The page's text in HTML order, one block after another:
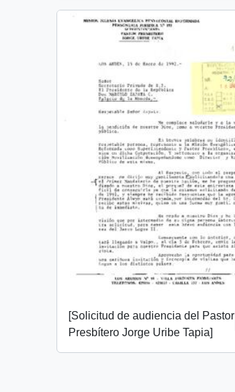
[Solicitud de audiencia del Pastor
Presbítero Jorge Uribe Tapia]